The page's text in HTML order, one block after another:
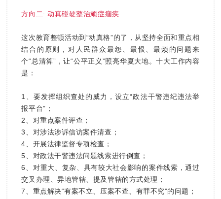
方向二: 动真碰硬整治顽症痼疾
这次教育整顿活动到“动真格”的了，从坚持全面和重点相
结合的原则，对人民群众最怨、最恨、最烦的问题来
个“总清算”，让“公平正义”照亮华夏大地。十大工作内容
是：
1、要发挥组织查处的威力，设立“政法干警违纪违法举
报平台”；
2、对重点案件评查；
3、对涉法涉诉信访案件清查；
4、开展法律监督专项检查；
5、对政法干警违法问题线索进行倒查；
6、对重大、复杂、具有较大社会影响的案件线索，通过
交叉办理、异地管辖、提及管辖的方式处理；
7、重点解决“有案不立、压案不查、有罪不究”的问题；